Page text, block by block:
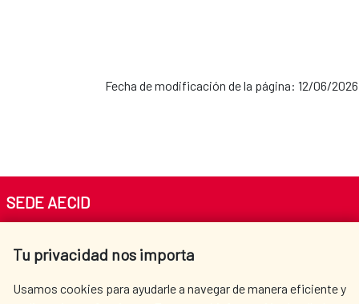
Fecha de modificación de la página: 12/06/2026
Tu privacidad nos importa
Usamos cookies para ayudarle a navegar de manera eficiente y
SEDE AECID
Tel. +34 900 20 30 54​​​​​​​